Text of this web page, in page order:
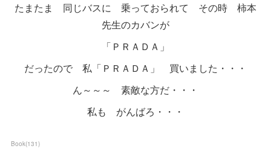
たまたま 同じバスに 乗っておられて その時 柿本
先生のカバンが
「ＰＲＡＤＡ」
だったので 私「ＰＲＡＤＡ」 買いました・・・
ん～～～ 素敵な方だ・・・
私も がんばろ・・・
Book(131)